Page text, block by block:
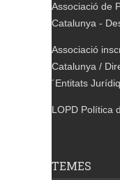
Associació de
Catalunya -
Associació
Catalunya /
´Entitats
LOPD Política
TEMES